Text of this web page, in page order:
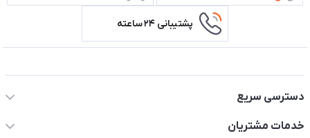
پشتیبانی ۲۴ ساعته
دسترسی سریع
حساب کاربری
خدمات مشتریان